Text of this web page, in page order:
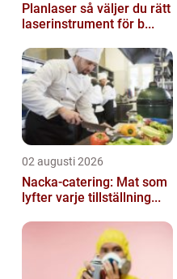
Planlaser så väljer du rätt
laserinstrument för b...
02 augusti 2026
Nacka-catering: Mat som
lyfter varje tillställning...